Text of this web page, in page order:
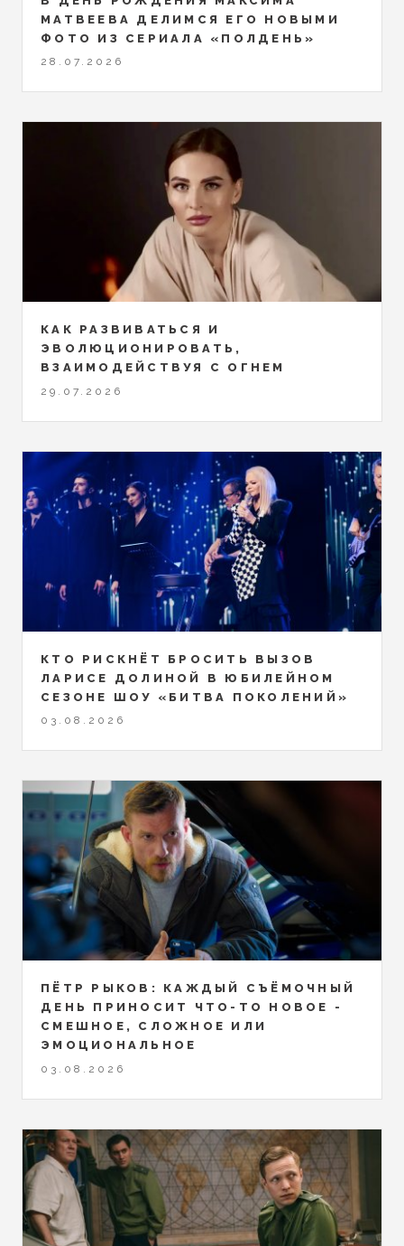
МАТВЕЕВА ДЕЛИМСЯ ЕГО НОВЫМИ
ФОТО ИЗ СЕРИАЛА «ПОЛДЕНЬ»
28.07.2026
КАК РАЗВИВАТЬСЯ И
ЭВОЛЮЦИОНИРОВАТЬ,
ВЗАИМОДЕЙСТВУЯ С ОГНЕМ
29.07.2026
КТО РИСКНЁТ БРОСИТЬ ВЫЗОВ
ЛАРИСЕ ДОЛИНОЙ В ЮБИЛЕЙНОМ
СЕЗОНЕ ШОУ «БИТВА ПОКОЛЕНИЙ»
03.08.2026
ПЁТР РЫКОВ: КАЖДЫЙ СЪЁМОЧНЫЙ
ДЕНЬ ПРИНОСИТ ЧТО-ТО НОВОЕ -
СМЕШНОЕ, СЛОЖНОЕ ИЛИ
ЭМОЦИОНАЛЬНОЕ
03.08.2026